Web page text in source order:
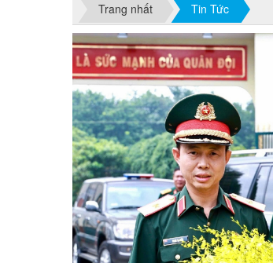
Trang nhất Tin Tức